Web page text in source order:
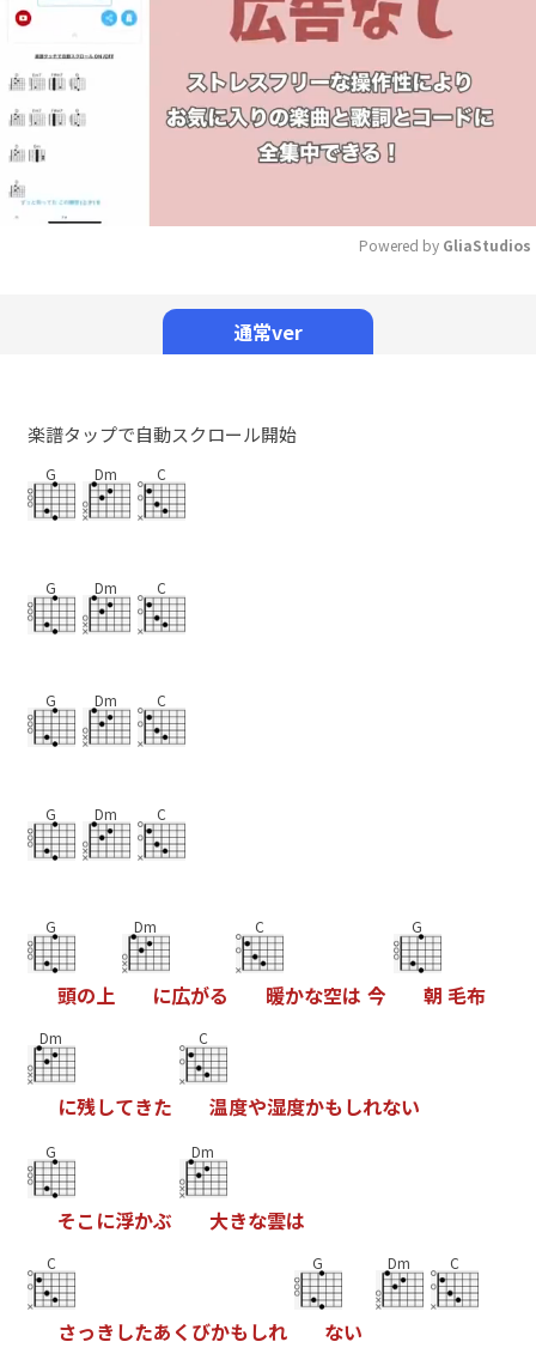
Powered by GliaStudios
通常ver
楽譜タップで自動スクロール開始
G Dm C
G Dm C
G Dm C
G Dm C
G
頭の上
Dm
に広がる
C
暖かな空は 今
G
朝 毛布
Dm
に残してきた
C
温度や湿度かもしれない
G
そこ に浮かぶ
Dm
大きな雲は
C
さっき したあ く びかもしれ
G
ない
Dm C